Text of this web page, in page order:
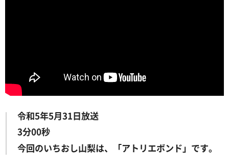
令和5年5月31日放送
3分00秒
今回のいちおし山梨は、「アトリエボンド」です。